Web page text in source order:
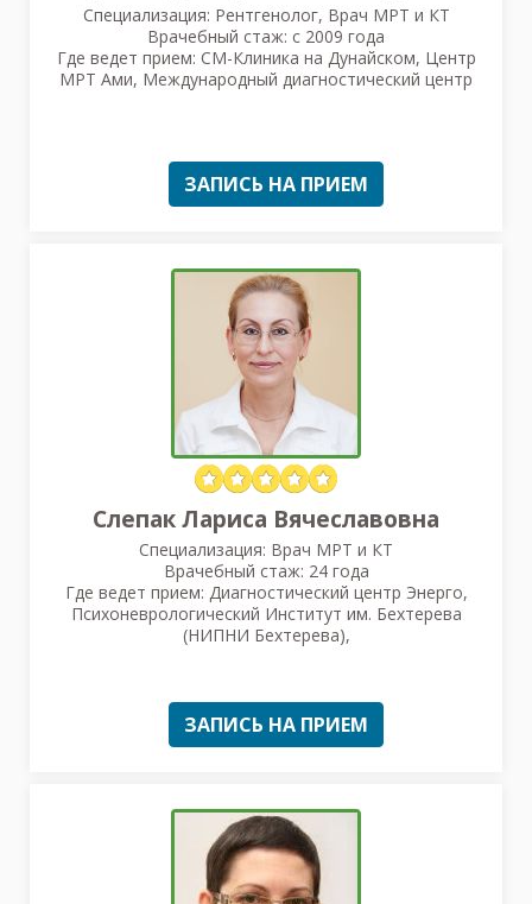
Специализация: Рентгенолог, Врач МРТ и КТ
Врачебный стаж: с 2009 года
Где ведет прием: СМ-Клиника на Дунайском, Центр
МРТ Ами, Международный диагностический центр
ЗАПИСЬ НА ПРИЕМ
Слепак Лариса Вячеславовна
Специализация: Врач МРТ и КТ
Врачебный стаж: 24 года
Где ведет прием: Диагностический центр Энерго,
Психоневрологический Институт им. Бехтерева
(НИПНИ Бехтерева),
ЗАПИСЬ НА ПРИЕМ